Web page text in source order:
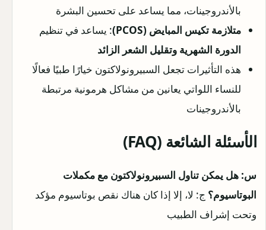
بالأندروجينات، مما يساعد على تحسين البشرة
متلازمة تكيس المبايض (PCOS)
: يساعد في تنظيم
الدورة الشهرية وتقليل الشعر الزائد
هذه التأثيرات تجعل السبيرونولاكتون خيارًا طبيًا فعالًا
للنساء اللواتي يعانين من مشاكل هرمونية مرتبطة
بالأندروجينات
الأسئلة الشائعة (FAQ)
س: هل يمكن تناول السبيرونولاكتون مع مكملات
البوتاسيوم؟ ج: لا، إلا إذا كان هناك نقص بوتاسيوم مؤكد
وتحت إشراف الطبيب